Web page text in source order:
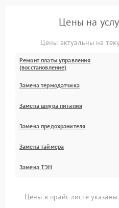
Цены на
Цены актуальны на
Ремонт платы управления
(восстановление)
Замена термодатчика
Замена шнура питания
Замена предохранителя
Замена таймера
Замена ТЭН
Цены в прайс-листе